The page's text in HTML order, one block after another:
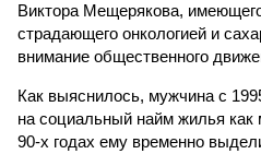
Виктора Мещерякова,
страдающего онкологией и
внимание общественного
Как выяснилось, мужчина с
на социальный найм жилья
90-х годах ему временно